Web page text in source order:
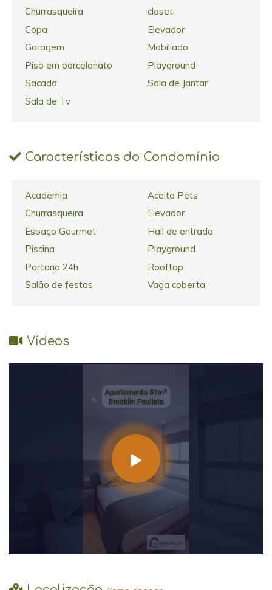
Churrasqueira
closet
Copa
Elevador
Garagem
Mobiliado
Piso em porcelanato
Playground
Sacada
Sala de Jantar
Sala de Tv
Características do Condomínio
Academia
Aceita Pets
Churrasqueira
Elevador
Espaço Gourmet
Hall de entrada
Piscina
Playground
Portaria 24h
Rooftop
Salão de festas
Vaga coberta
Vídeos